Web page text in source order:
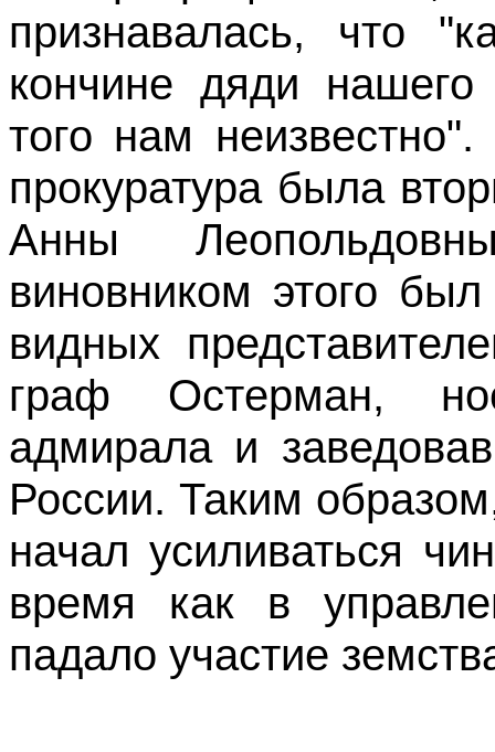
признавалась, что
кончине дяди
того нам
прокуратура была
Анны
виновником этого
видных
граф Остерман,
адмирала и
России. Таким
начал усиливаться
время как в
падало участие